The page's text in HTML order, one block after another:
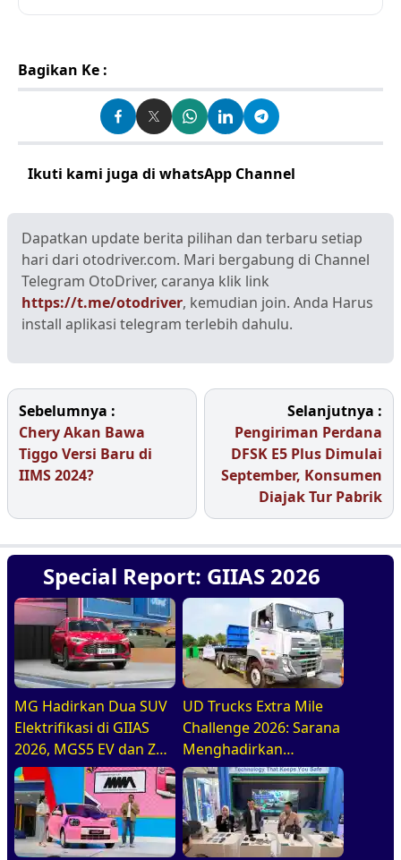
Bagikan Ke :
Ikuti kami juga di whatsApp Channel
Dapatkan update berita pilihan dan terbaru setiap
hari dari otodriver.com. Mari bergabung di Channel
Telegram OtoDriver, caranya klik link
https://t.me/otodriver, kemudian join. Anda Harus
install aplikasi telegram terlebih dahulu.
Sebelumnya :
Chery Akan Bawa
Tiggo Versi Baru di
IIMS 2024?
Selanjutnya :
Pengiriman Perdana
DFSK E5 Plus Dimulai
September, Konsumen
Diajak Tur Pabrik
Special Report: GIIAS 2026
MG Hadirkan Dua SUV
Elektrifikasi di GIIAS
2026, MGS5 EV dan ZS
Hybrid+
UD Trucks Extra Mile
Challenge 2026: Sarana
Menghadirkan
Pengemudi Truk Yang
Profesional